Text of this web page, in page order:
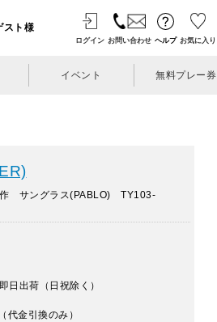
スト様
ログイン お問い合わせ ヘルプ お気に入り
イベント 無料プレー券
サングラス(PABLO) TY103-
日出荷（日祝除く）
代金引換のみ）